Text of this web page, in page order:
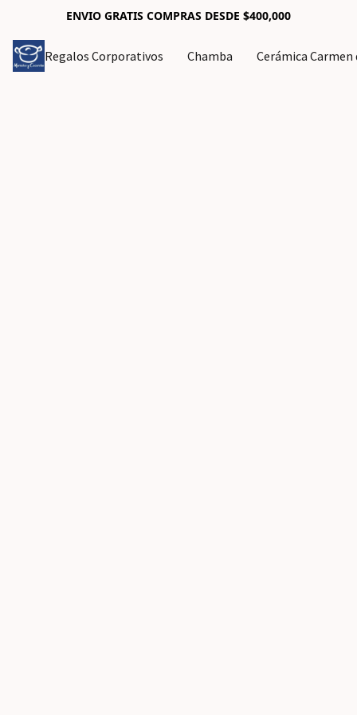
ENVIO GRATIS COMPRAS DESDE $400,000
Regalos Corporativos Chamba Cerámica Carmen